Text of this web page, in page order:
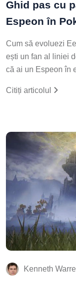
Ghid pas cu
Espeon în
Cum să evoluezi
ești un fan al liniei
că ai un Espeon în
Citiți articolul
Kenneth